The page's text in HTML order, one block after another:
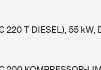
220 T DIESEL), 55 kW,